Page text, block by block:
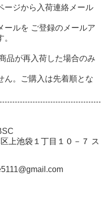
ージから入荷連絡メール
ールを ご登録のメールア
品が再入荷した場合のみ
ん。ご購入は先着順とな
上池袋１丁目１０－７ ス